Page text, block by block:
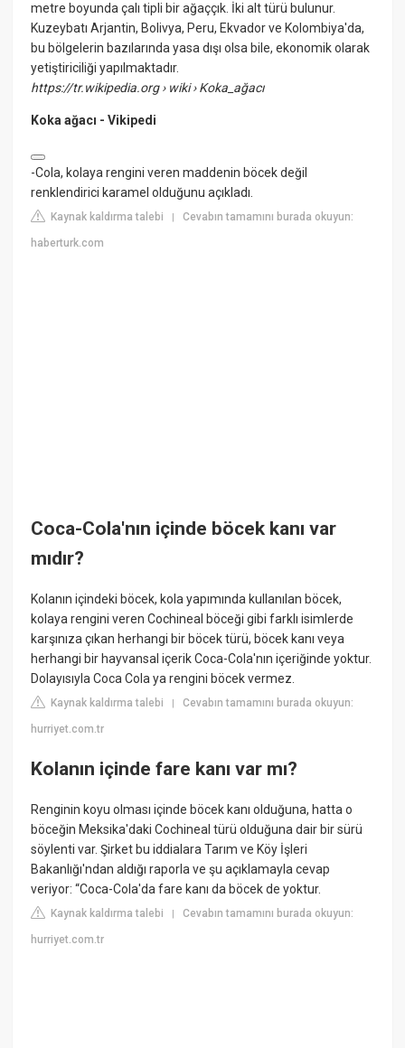
metre boyunda çalı tipli bir ağaççık. İki alt türü bulunur.
Kuzeybatı Arjantin, Bolivya, Peru, Ekvador ve Kolombiya'da,
bu bölgelerin bazılarında yasa dışı olsa bile, ekonomik olarak
yetiştiriciliği yapılmaktadır.
https://tr.wikipedia.org› wiki › Koka_ağacı
Koka ağacı - Vikipedi
-Cola, kolaya rengini veren maddenin böcek değil
renklendirici karamel olduğunu açıkladı.
Kaynak kaldırma talebi |Cevabın tamamını burada okuyun:
haberturk.com
Coca-Cola'nın içinde böcek kanı var
mıdır?
Kolanın içindeki böcek, kola yapımında kullanılan böcek,
kolaya rengini veren Cochineal böceği gibi farklı isimlerde
karşınıza çıkan herhangi bir böcek türü, böcek kanı veya
herhangi bir hayvansal içerik Coca-Cola'nın içeriğinde yoktur.
Dolayısıyla Coca Cola ya rengini böcek vermez.
Kaynak kaldırma talebi |Cevabın tamamını burada okuyun:
hurriyet.com.tr
Kolanın içinde fare kanı var mı?
Renginin koyu olması içinde böcek kanı olduğuna, hatta o
böceğin Meksika'daki Cochineal türü olduğuna dair bir sürü
söylenti var. Şirket bu iddialara Tarım ve Köy İşleri
Bakanlığı'ndan aldığı raporla ve şu açıklamayla cevap
veriyor: “Coca-Cola'da fare kanı da böcek de yoktur.
Kaynak kaldırma talebi |Cevabın tamamını burada okuyun:
hurriyet.com.tr